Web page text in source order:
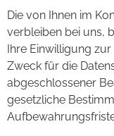
Die von Ihnen im
verbleiben bei uns,
Ihre Einwilligung
Zweck für die
abgeschlossener
gesetzliche